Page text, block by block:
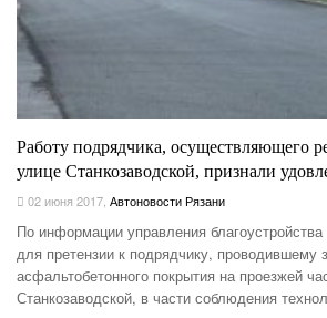
Работу подрядчика, осуществляющего
улице Станкозаводской, признали
02 июня 2017 Автоновости Рязани
По информации управления благоустройства
для претензии к подрядчику, проводившему
асфальтобетонного покрытия на проезжей
Станкозаводской, в части соблюдения